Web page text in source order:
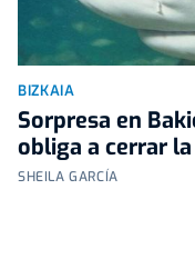
BIZKAIA
Sorpresa en
obliga a cerrar
SHEILA GARCÍA